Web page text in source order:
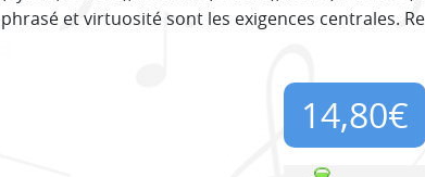
phrasé et virtuosité sont les exigences centrales.
14,80€